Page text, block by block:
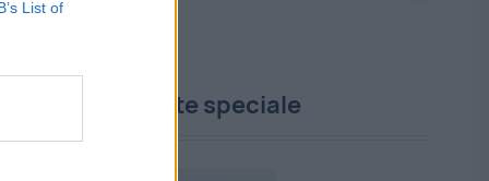
List of
Proiecte speciale